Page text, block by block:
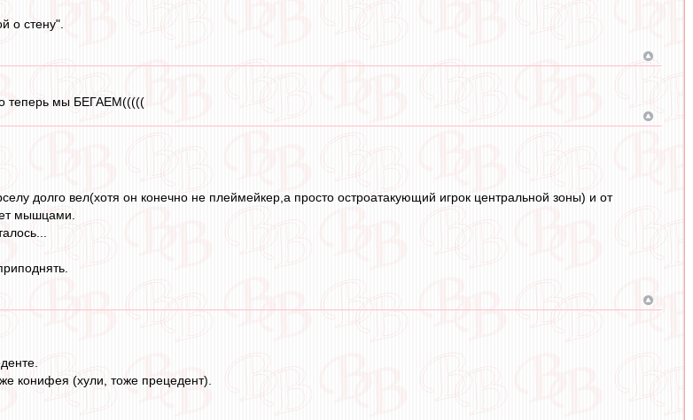
о стену".
теперь мы БЕГАЕМ(((((
долго вел(хотя он конечно не плеймейкер,а просто остроатакующий игрок центральной зоны) и от
мышцами.
конифея (хули, тоже прецедент).